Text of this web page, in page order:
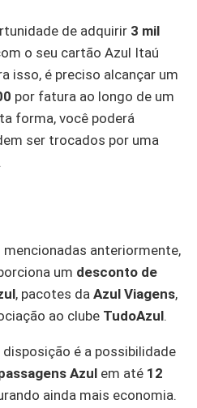
de adquirir 3 mil
o seu cartão Azul Itaú
isso, é preciso alcançar um
por fatura ao longo de um
forma, você poderá
ser trocados por uma
mencionadas anteriormente,
um desconto de
, pacotes da Azul Viagens,
ao clube TudoAzul.
é a possibilidade
Azul em até 12
ainda mais economia.